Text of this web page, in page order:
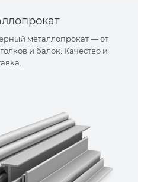
металлопрокат — от
и балок. Качество и